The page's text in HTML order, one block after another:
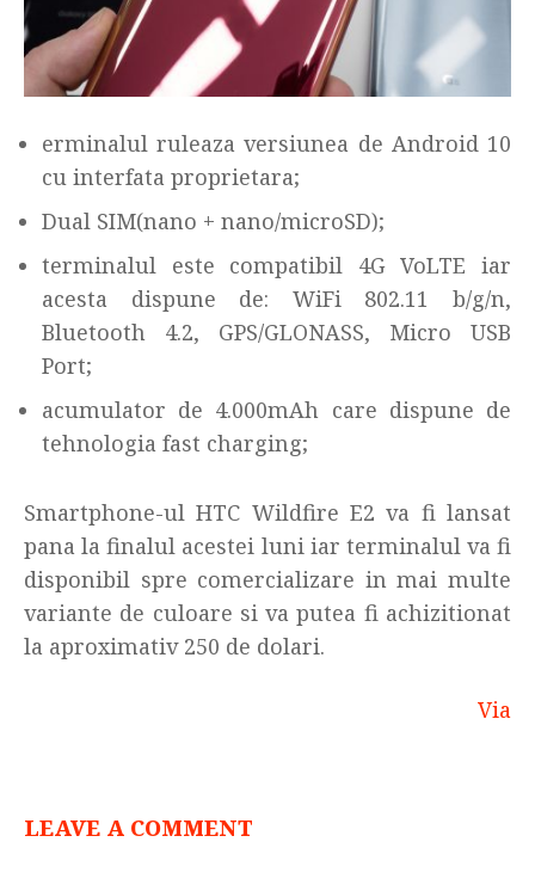
erminalul ruleaza versiunea de Android 10
cu interfata proprietara;
Dual SIM(nano + nano/microSD);
terminalul este compatibil 4G VoLTE iar
acesta dispune de: WiFi 802.11 b/g/n,
Bluetooth 4.2, GPS/GLONASS, Micro USB
Port;
acumulator de 4.000mAh care dispune de
tehnologia fast charging;
Smartphone-ul HTC Wildfire E2 va fi lansat
pana la finalul acestei luni iar terminalul va fi
disponibil spre comercializare in mai multe
variante de culoare si va putea fi achizitionat
la aproximativ 250 de dolari.
Via
LEAVE A COMMENT